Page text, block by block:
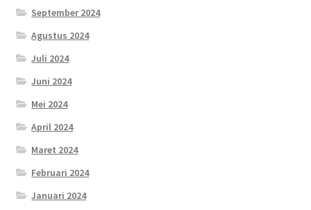
September 2024
Agustus 2024
Juli 2024
Juni 2024
Mei 2024
April 2024
Maret 2024
Februari 2024
Januari 2024